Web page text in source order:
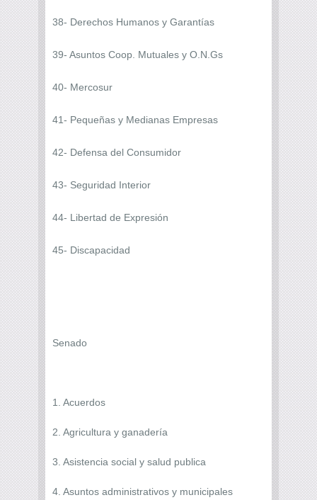
38- Derechos Humanos y Garantías
39- Asuntos Coop. Mutuales y O.N.Gs
40- Mercosur
41- Pequeñas y Medianas Empresas
42- Defensa del Consumidor
43- Seguridad Interior
44- Libertad de Expresión
45- Discapacidad
Senado
1. Acuerdos
2. Agricultura y ganadería
3. Asistencia social y salud publica
4. Asuntos administrativos y municipales